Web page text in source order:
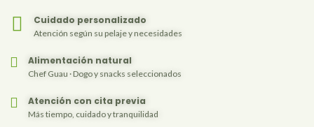
Cuidado personalizado
Atención según su pelaje y necesidades
Alimentación natural
Chef Guau · Dogo y snacks seleccionados
Atención con cita previa
Más tiempo, cuidado y tranquilidad